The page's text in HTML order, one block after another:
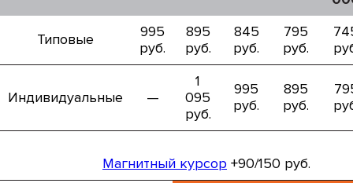
Типовые
995
руб.
895
руб.
845
руб.
795
руб.
Индивидуальные —
1
095
руб.
995
руб.
895
руб.
Магнитный курсор +90/150 руб.